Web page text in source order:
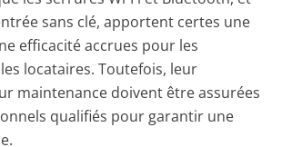
sans clé, apportent certes une
efficacité accrues pour les
locataires. Toutefois, leur
maintenance doivent être assurées
qualifiés pour garantir une